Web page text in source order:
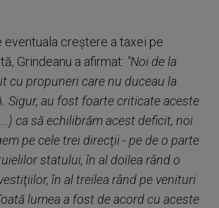
eventuala creştere a taxei pe
Grindeanu a afirmat: "Noi de la
cu propuneri care nu duceau la
Sigur, au fost foarte criticate aceste
ca să echilibrăm acest deficit, noi
pe cele trei direcţii - pe de o parte
statului, în al doilea rând o
în al treilea rând pe venituri
lumea a fost de acord cu aceste